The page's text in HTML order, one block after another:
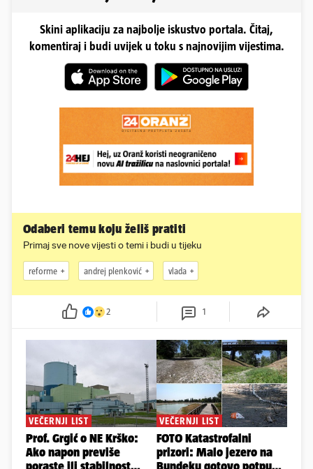
Skini aplikaciju za najbolje iskustvo portala. Čitaj,
komentiraj i budi uvijek u toku s najnovijim vijestima.
Odaberi temu koju želiš pratiti
Primaj sve nove vijesti o temi i budi u tijeku
reforme andrej plenković vlada
2 1